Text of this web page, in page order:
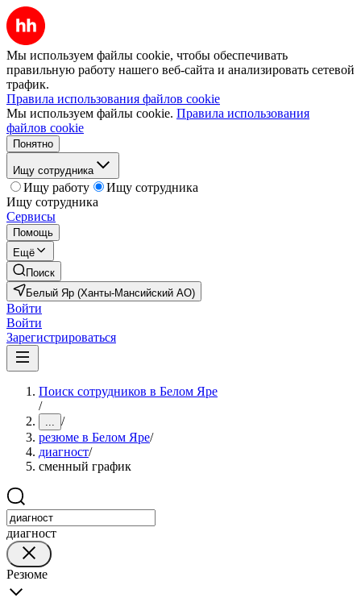
Мы используем файлы cookie, чтобы обеспечивать
правильную работу нашего веб-сайта и анализировать сетевой
трафик.
Правила использования файлов cookie
Мы используем файлы cookie. Правила использования
файлов cookie
Понятно
Ищу сотрудника
Ищу работу
Ищу сотрудника
Ищу сотрудника
Сервисы
Помощь
Ещё
Поиск
Белый Яр (Ханты-Мансийский АО)
Войти
Войти
Зарегистрироваться
Поиск сотрудников в Белом Яре
/
... /
резюме в Белом Яре/
диагност/
сменный график
диагност
Резюме